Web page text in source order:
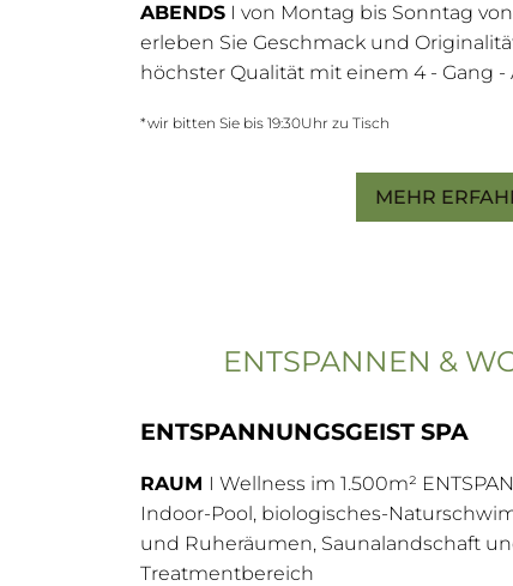
ABENDS I von Montag bis Sonntag
erleben Sie Geschmack und
höchster Qualität mit einem 4 - Gang
*wir bitten Sie bis 19:30Uhr zu Tisch
MEHR
ENTSPANNEN &
ENTSPANNUNGSGEIST SPA
RAUM I Wellness im 1.500m²
Indoor-Pool, biologisches-
und Ruheräumen, Saunalandschaft
Treatmentbereich